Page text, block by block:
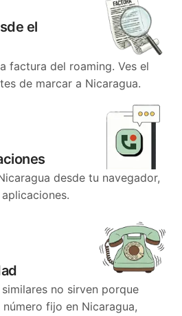
el
factura del roaming. Ves el
de marcar a Nicaragua.
desde tu navegador,
no sirven porque
fijo en Nicaragua,